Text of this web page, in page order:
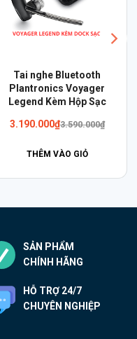
Tai Nghe Plantronics
Voyager 4220 UC, USB-A
5.590.000
THÊM VÀO GIỎ
SẢN PHẨM
CHÍNH HÃNG
HỖ TRỢ 24/7
CHUYÊN NGHIỆP